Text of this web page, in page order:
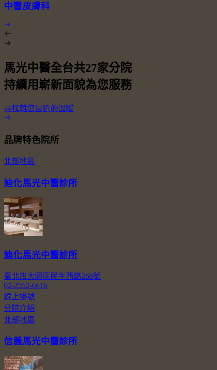
中醫皮膚科
馬光中醫全台共27家分院
持續用嶄新面貌為您服務
尋找離您最近的溫暖
品牌特色院所
北部地區
迪化馬光中醫診所
迪化馬光中醫診所
臺北市大同區民生西路266號
02-2552-6616
線上掛號
分院介紹
北部地區
信義馬光中醫診所